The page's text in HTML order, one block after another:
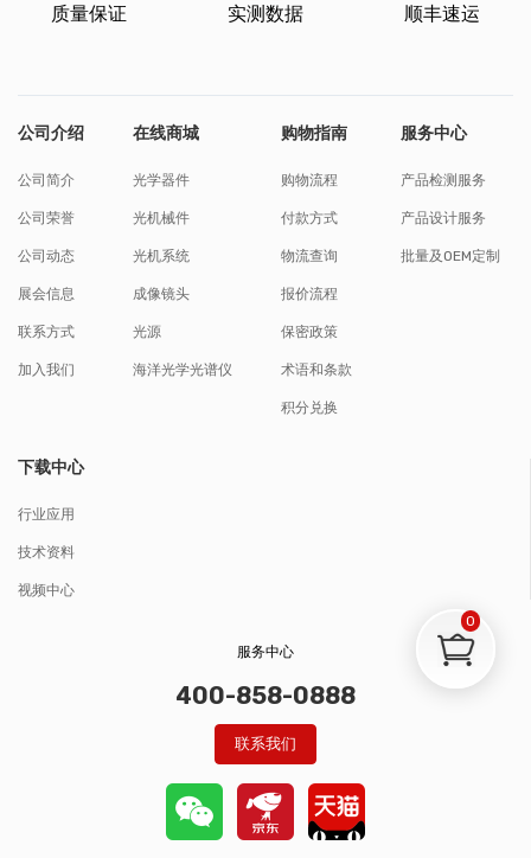
质量保证 实测数据 顺丰速运
公司介绍
公司简介
公司荣誉
公司动态
展会信息
联系方式
加入我们
在线商城
光学器件
光机械件
光机系统
成像镜头
光源
海洋光学光谱仪
购物指南
购物流程
付款方式
物流查询
报价流程
保密政策
术语和条款
积分兑换
服务中心
产品检测服务
产品设计服务
批量及OEM定制
下载中心
行业应用
技术资料
视频中心
服务中心
400-858-0888
联系我们
0